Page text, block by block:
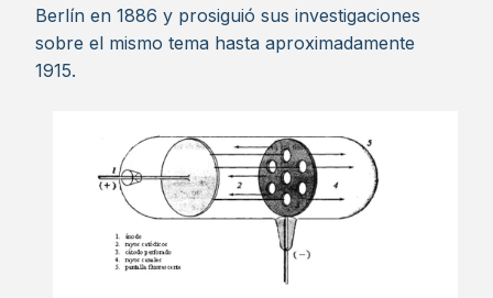
Berlín en 1886 y prosiguió sus investigaciones
sobre el mismo tema hasta aproximadamente
1915.